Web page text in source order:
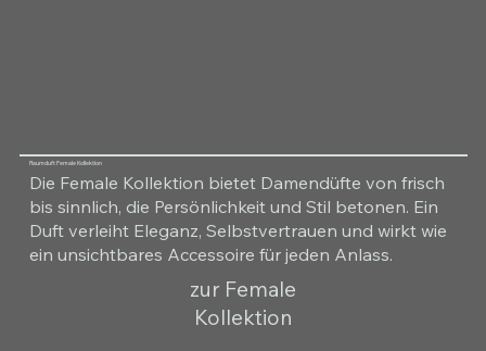
Raumduft Female Kollektion
Die Female Kollektion bietet Damendüfte von frisch
bis sinnlich, die Persönlichkeit und Stil betonen. Ein
Duft verleiht Eleganz, Selbstvertrauen und wirkt wie
ein unsichtbares Accessoire für jeden Anlass.
zur Female
Kollektion